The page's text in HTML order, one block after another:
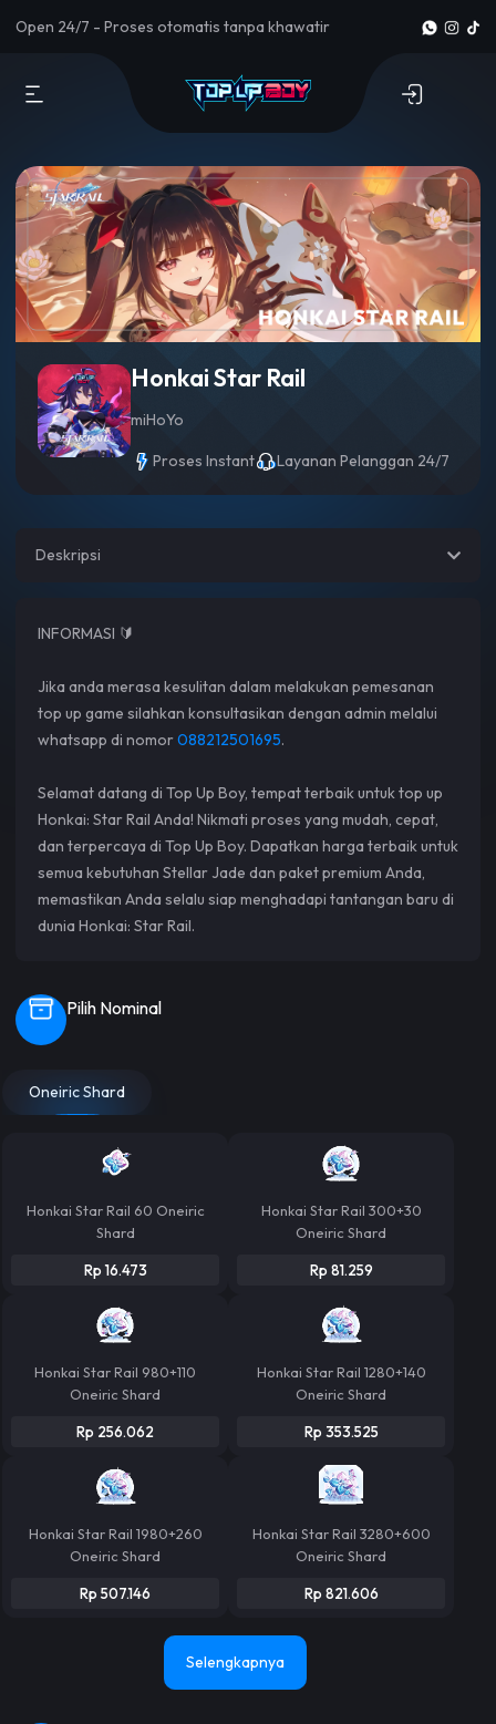
Open 24/7 - Proses otomatis tanpa khawatir
Honkai Star Rail
miHoYo
Proses Instant Layanan Pelanggan 24/7
Deskripsi
INFORMASI 🔰
Jika anda merasa kesulitan dalam melakukan pemesanan
top up game silahkan konsultasikan dengan admin melalui
whatsapp di nomor088212501695.
Selamat datang di Top Up Boy, tempat terbaik untuk top up
Honkai: Star Rail Anda! Nikmati proses yang mudah, cepat,
dan terpercaya di Top Up Boy. Dapatkan harga terbaik untuk
semua kebutuhan Stellar Jade dan paket premium Anda,
memastikan Anda selalu siap menghadapi tantangan baru di
dunia Honkai: Star Rail.
Pilih Nominal
Oneiric Shard
Honkai Star Rail 60 Oneiric
Shard
Rp 16.473
Honkai Star Rail 300+30
Oneiric Shard
Rp 81.259
Honkai Star Rail 980+110
Oneiric Shard
Rp 256.062
Honkai Star Rail 1280+140
Oneiric Shard
Rp 353.525
Honkai Star Rail 1980+260
Oneiric Shard
Rp 507.146
Honkai Star Rail 3280+600
Oneiric Shard
Rp 821.606
Selengkapnya